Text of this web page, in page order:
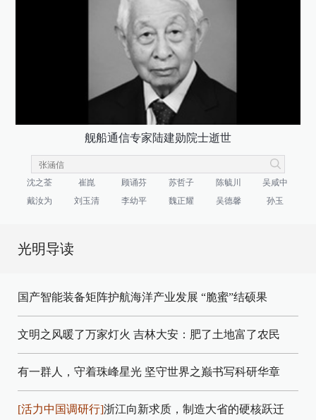
舰船通信专家陆建勋院士逝世
沈之荃 崔崑 顾诵芬 苏哲子 陈毓川
吴咸中
戴汝为
刘玉清 李幼平 魏正耀 吴德馨 孙玉
光明导读
国产智能装备矩阵护航海洋产业发展 “脆蜜”结硕果
文明之风暖了万家灯火 吉林大安：肥了土地富了农民
有一群人，守着珠峰星光 坚守世界之巅书写科研华章
[活力中国调研行]浙江向新求质，制造大省的硬核跃迁